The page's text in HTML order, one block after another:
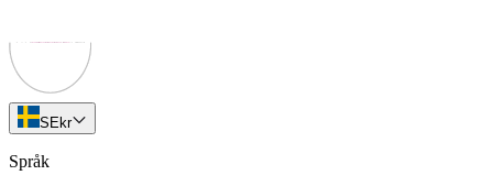
SEkr
Språk